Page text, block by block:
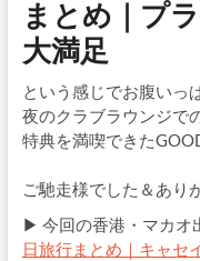
まとめ｜プ
大満足
という感じでお腹いっ
夜のクラブラウンジで
特典を満喫できた
ご馳走様でした＆あり
▶ 今回の香港・マカオ
日旅行まとめ｜キャセ